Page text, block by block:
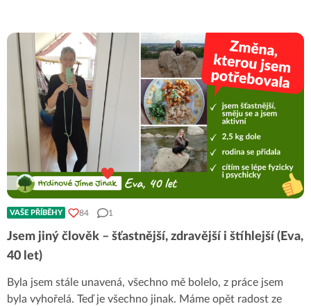
VAŠE PŘÍBĚHY 84 1
Jsem jiný člověk – šťastnější, zdravější i štíhlejší (Eva,
40 let)
Byla jsem stále unavená, všechno mě bolelo, z práce jsem
byla vyhořelá. Teď je všechno jinak. Máme opět radost ze